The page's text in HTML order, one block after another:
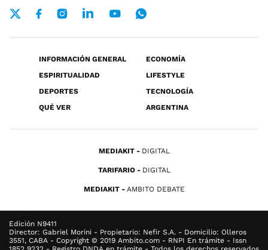
INFORMACIÓN GENERAL
ECONOMÍA
ESPIRITUALIDAD
LIFESTYLE
DEPORTES
TECNOLOGÍA
QUÉ VER
ARGENTINA
MEDIAKIT DIGITAL
TARIFARIO DIGITAL
MEDIAKIT AMBITO DEBATE
Edición N9411
Director: Gabriel Morini - Propietario: Nefir S.A. - Domicilio: Olleros
3551, CABA - Copyright © 2019 Ambito.com - RNPI En trámite - Issn